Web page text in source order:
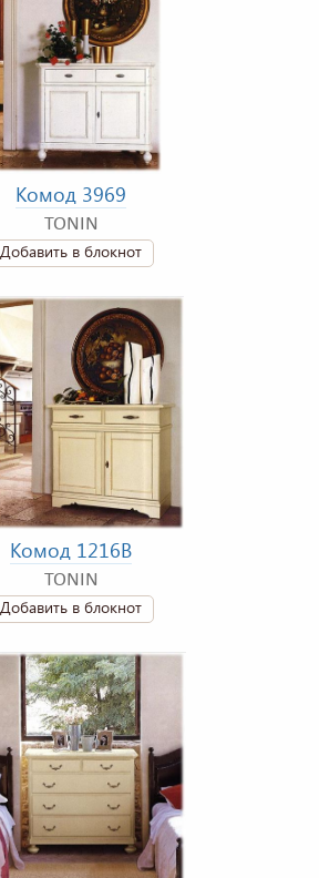
Комод 3969
TONIN
Добавить в блокнот
Комод 1216B
TONIN
Добавить в блокнот